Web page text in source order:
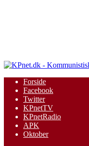
Forside
Facebook
Twitter
KPnetTV
KPnetRadio
APK
Oktober